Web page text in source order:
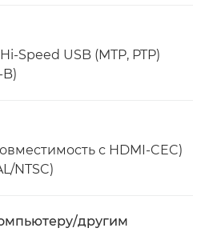
Speed USB (MTP, PTP)
с HDMI-CEC)
NTSC)
другим